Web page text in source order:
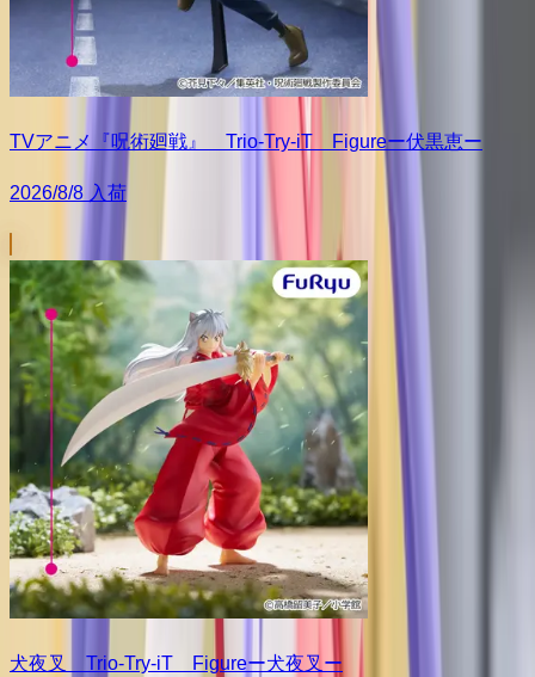
TVアニメ『呪術廻戦』 Trio-Try-iT Figureー伏黒恵ー
2026/8/8 入荷
犬夜叉 Trio-Try-iT Figureー犬夜叉ー